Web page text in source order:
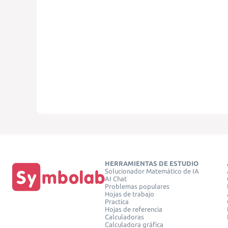
HERRAMIENTAS DE ESTUDIO
Solucionador Matemático de IA
AI Chat
Problemas populares
Hojas de trabajo
Practica
Hojas de referencia
Calculadoras
Calculadora gráfica